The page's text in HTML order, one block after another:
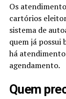
Os
cartórios
sistema de
quem já possui
há
agendamento.
Quem